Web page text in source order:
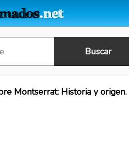
Montserrat: Historia y origen.